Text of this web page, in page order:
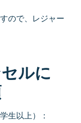
ので、レジャー
ルに
生以上）：